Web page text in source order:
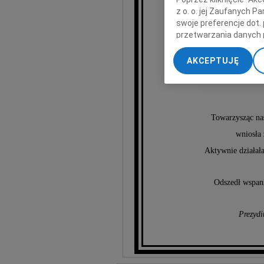
Towarzysząc
Aktywnie
Odszedł
z o. o. jej Zaufanych
swoje preferencje dot.
przetwarzania danych
„Ustawienia
My, nasi Zaufani
dokładnych danych
Przechowywanie
AKCEPTUJĘ